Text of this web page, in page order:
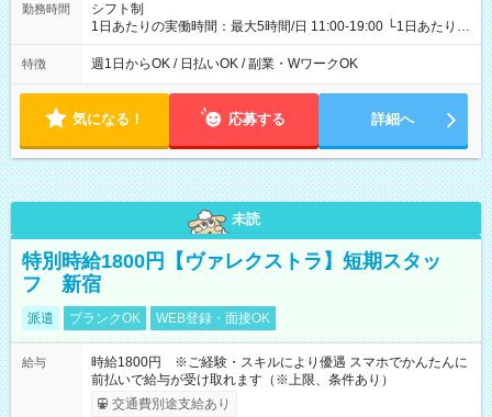
勤務時間
シフト制
1日あたりの実働時間：最大5時間/日 11:00-19:00 └1日あたりの
実働時間：1-5時間 └上記の時間帯内であれば、いつでも勤務可
能！ └平日・土曜日の中で、お好きな曜日でご勤務いただけま
18:00 などのように、自由な働き方が可能なお仕事です！
特徴 週1日からOK / 日払いOK / 副業・WワークOK
気になる！ 応募する 詳細へ
未読
特別時給1800円【ヴァレクストラ】短期スタッ
フ 新宿
派遣 ブランクOK WEB登録・面接OK
給与
時給1800円 ※ご経験・スキルにより優遇 スマホでかんたんに
前払いで給与が受け取れます（※上限、条件あり）
交通費別途支給あり